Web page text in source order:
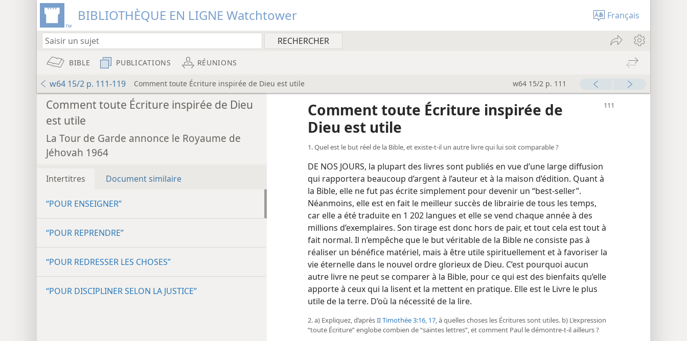
BIBLIOTHÈQUE EN LIGNE Watchtower Français
BIBLE PUBLICATIONS RÉUNIONS
w64 15/2 p. 111-119 Comment toute Écriture inspirée de Dieu est utile w64 15/2 p. 111
Comment toute Écriture inspirée de Dieu
est utile
La Tour de Garde annonce le Royaume de
Jéhovah 1964
Intertitres Document similaire
“POUR ENSEIGNER”
“POUR REPRENDRE”
“POUR REDRESSER LES CHOSES”
“POUR DISCIPLINER SELON LA JUSTICE”
Comment toute Écriture inspirée de
Dieu est utile
1. Quel est le but réel de la Bible, et existe-​t-​il un autre livre qui lui soit comparable ?
DE NOS JOURS, la plupart des livres sont publiés en vue d’une large diffusion
qui rapportera beaucoup d’argent à l’auteur et à la maison d’édition. Quant à
la Bible, elle ne fut pas écrite simplement pour devenir un “best-seller”.
Néanmoins, elle est en fait le meilleur succès de librairie de tous les temps,
car elle a été traduite en 1 202 langues et elle se vend chaque année à des
millions d’exemplaires. Son tirage est donc hors de pair, et tout cela est tout à
fait normal. Il n’empêche que le but véritable de la Bible ne consiste pas à
réaliser un bénéfice matériel, mais à être utile spirituellement et à favoriser la
vie éternelle dans le nouvel ordre glorieux de Dieu. C’est pourquoi aucun
autre livre ne peut se comparer à la Bible, pour ce qui est des bienfaits qu’elle
apporte à ceux qui la lisent et la mettent en pratique. Elle est le Livre le plus
utile de la terre. D’où la nécessité de la lire.
2. a) Expliquez, d’aprèsII Timothée 3:16, 17, à quelles choses les Écritures sont utiles. b) L’expression
“toute Écriture” englobe combien de “saintes lettres”, et comment Paul le démontre-​t-​il ailleurs ?